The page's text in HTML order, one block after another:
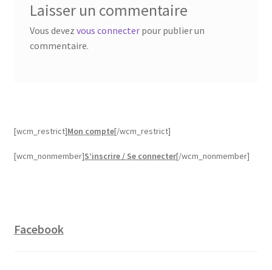
Laisser un commentaire
Vous devez vous connecterpour publier un
commentaire.
[wcm_restrict]Mon compte[/wcm_restrict]
[wcm_nonmember]S’inscrire / Se connecter[/wcm_nonmember]
Facebook